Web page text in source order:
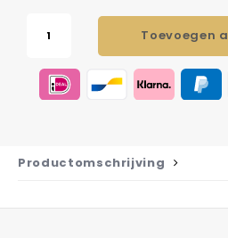
Toevoegen
Productomschrijving